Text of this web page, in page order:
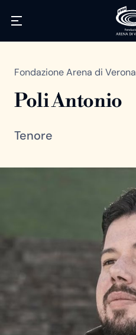
Fondazione Arena di Verona
Poli Antonio
Tenore